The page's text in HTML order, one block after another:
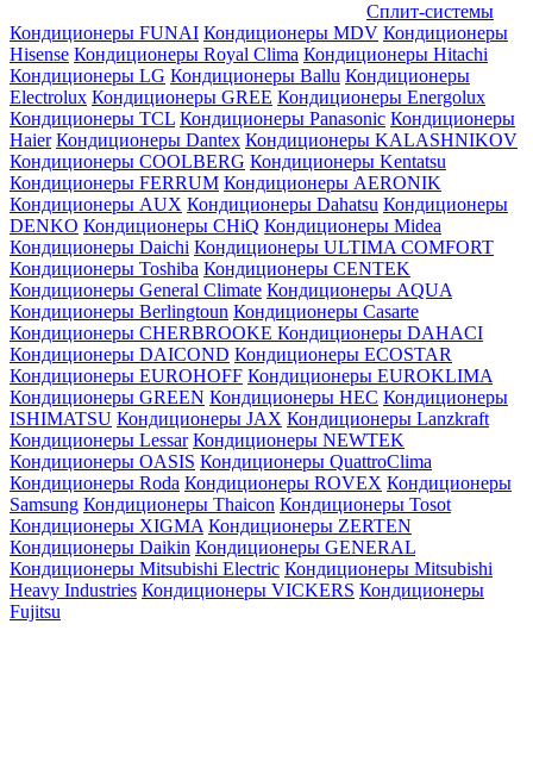
Сплит-системы
Кондиционеры FUNAI Кондиционеры MDV Кондиционеры
Hisense Кондиционеры Royal Clima Кондиционеры Hitachi
Кондиционеры LG Кондиционеры Ballu Кондиционеры
Electrolux Кондиционеры GREE Кондиционеры Energolux
Кондиционеры TCL Кондиционеры Panasonic Кондиционеры
Haier Кондиционеры Dantex Кондиционеры KALASHNIKOV
Кондиционеры СOOLBERG Кондиционеры Kentatsu
Кондиционеры FERRUM Кондиционеры AERONIK
Кондиционеры AUX Кондиционеры Dahatsu Кондиционеры
DENKO Кондиционеры CHiQ Кондиционеры Midea
Кондиционеры Daichi Кондиционеры ULTIMA COMFORT
Кондиционеры Toshiba Кондиционеры CENTEK
Кондиционеры General Climate Кондиционеры AQUA
Кондиционеры Berlingtoun Кондиционеры Casarte
Кондиционеры CHERBROOKE Кондиционеры DAHACI
Кондиционеры DAICOND Кондиционеры ECOSTAR
Кондиционеры EUROHOFF Кондиционеры EUROKLIMA
Кондиционеры GREEN Кондиционеры HEC Кондиционеры
ISHIMATSU Кондиционеры JAX Кондиционеры Lanzkraft
Кондиционеры Lessar Кондиционеры NEWTEK
Кондиционеры OASIS Кондиционеры QuattroClima
Кондиционеры Roda Кондиционеры ROVEX Кондиционеры
Samsung Кондиционеры Thaicon Кондиционеры Tosot
Кондиционеры XIGMA Кондиционеры ZERTEN
Кондиционеры Daikin Кондиционеры GENERAL
Кондиционеры Mitsubishi Electric Кондиционеры Mitsubishi
Heavy Industries Кондиционеры VICKERS Кондиционеры
Fujitsu